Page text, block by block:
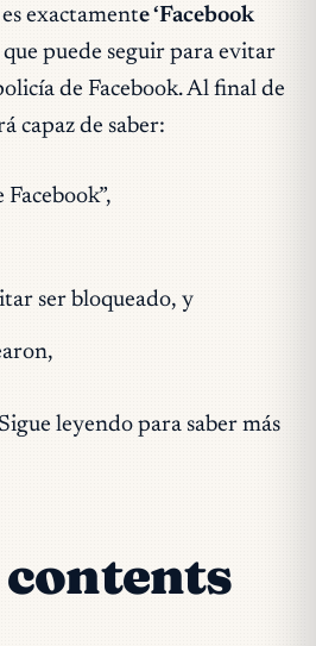
exactamente ‘Facebook
que puede seguir para evitar
de Facebook. Al final de
capaz de saber:
Facebook”,
ser bloqueado, y
leyendo para saber más